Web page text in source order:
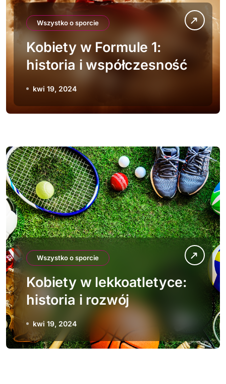
Wszystko o sporcie
Kobiety w Formule 1:
historia i współczesność
kwi 19, 2024
Wszystko o sporcie
Kobiety w lekkoatletyce:
historia i rozwój
kwi 19, 2024